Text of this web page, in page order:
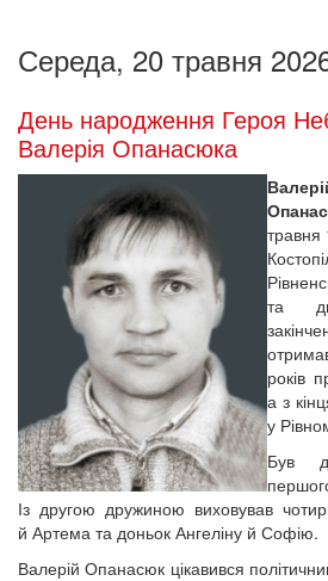
Середа, 20 травня
День народження Героя
Валерія Опанасюка
травня
та
років
а з
у
Був
Із другою дружиною виховував
й Артема та доньок Ангеліну й Софію.
Валерій Опанасюк цікавився